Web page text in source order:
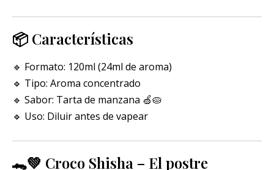
📦 Características
🔹 Formato: 120ml (24ml de aroma)
🔹 Tipo: Aroma concentrado
🔹 Sabor: Tarta de manzana 🍏🥧
🔹 Uso: Diluir antes de vapear
🐊💚 Croco Shisha – El postre